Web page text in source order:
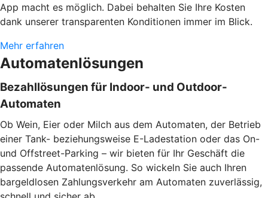
App macht es möglich. Dabei behalten Sie Ihre Kosten
dank unserer transparenten Konditionen immer im Blick.
Mehr erfahren
Automatenlösungen
Bezahllösungen für Indoor- und Outdoor-
Automaten
Ob Wein, Eier oder Milch aus dem Automaten, der Betrieb
einer Tank- beziehungsweise E-Ladestation oder das On-
und Offstreet-Parking – wir bieten für Ihr Geschäft die
passende Automatenlösung. So wickeln Sie auch Ihren
bargeldlosen Zahlungsverkehr am Automaten zuverlässig,